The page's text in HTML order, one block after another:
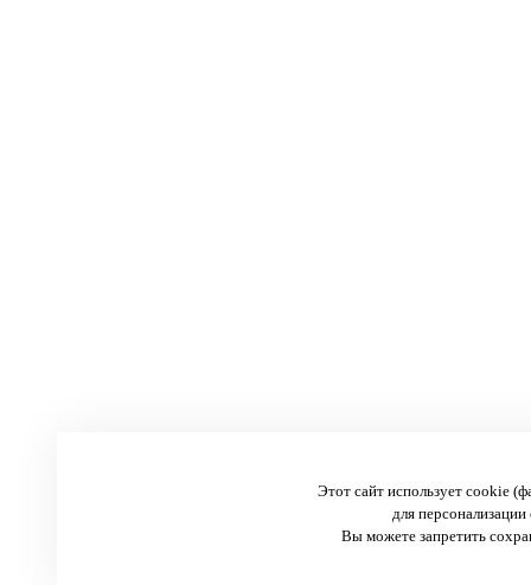
Этот сайт использует cookie
для персонализации
Вы можете запретить